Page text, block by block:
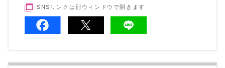
SNSリンクは別ウィンドウで開きます